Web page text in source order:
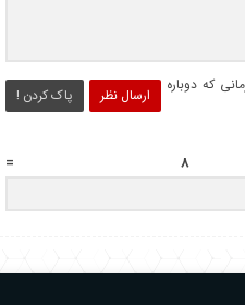
ارسال نظر پاک کردن !
که دوباره